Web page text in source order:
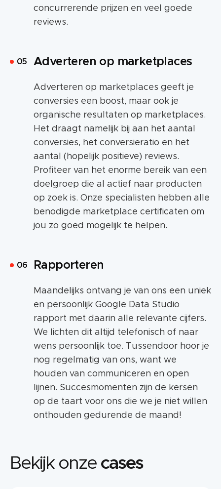
concurrerende prijzen en veel goede
reviews.
Adverteren op marketplaces
Adverteren op marketplaces geeft je
conversies een boost, maar ook je
organische resultaten op marketplaces.
Het draagt namelijk bij aan het aantal
conversies, het conversieratio en het
aantal (hopelijk positieve) reviews.
Profiteer van het enorme bereik van een
doelgroep die al actief naar producten
op zoek is. Onze specialisten hebben alle
benodigde marketplace certificaten om
jou zo goed mogelijk te helpen.
Rapporteren
Maandelijks ontvang je van ons een uniek
en persoonlijk Google Data Studio
rapport met daarin alle relevante cijfers.
We lichten dit altijd telefonisch of naar
wens persoonlijk toe. Tussendoor hoor je
nog regelmatig van ons, want we
houden van communiceren en open
lijnen. Succesmomenten zijn de kersen
op de taart voor ons die we je niet willen
onthouden gedurende de maand!
Bekijk onze cases